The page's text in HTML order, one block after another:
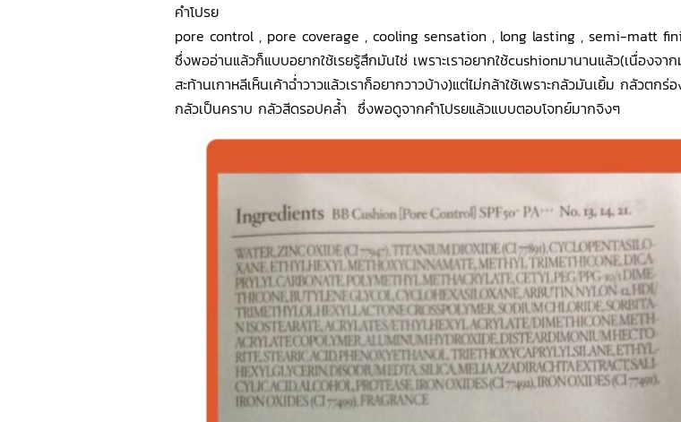
คำโปรย
pore control , pore coverage , cooling sensation , long lasting , semi-matt
ซึ่งพออ่านแล้วก็แบบอยากใช้เรยรู้สึกมันไช่ เพราะเราอยากใช้cushionมานานแล้ว(เนื่องจา
สะท้านเกาหลีเห็นเค้าฉ่ำวาวแล้วเราก็อยากวาวบ้าง)แต่ไม่กล้าใช้เพราะกลัวมันเยิ้ม กลัวตกร่
กลัวเป็นคราบ กลัวสีดรอปคล้ำ ซึ่งพอดูจากคำโปรยแล้วแบบตอบโจทย์มากจิงๆ